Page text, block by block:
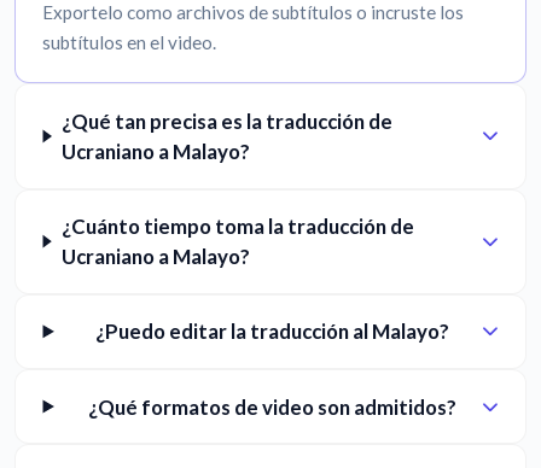
Exportelo como archivos de subtítulos o incruste los
subtítulos en el video.
¿Qué tan precisa es la traducción de
Ucraniano a Malayo?
¿Cuánto tiempo toma la traducción de
Ucraniano a Malayo?
¿Puedo editar la traducción al Malayo?
¿Qué formatos de video son admitidos?